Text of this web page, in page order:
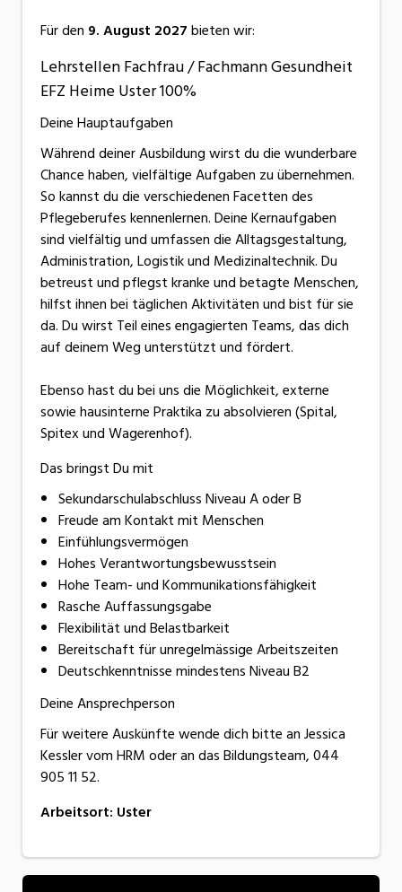
Für den 9. August 2027bieten wir:
Lehrstellen Fachfrau / Fachmann Gesundheit
EFZ Heime Uster 100%
Deine Hauptaufgaben
Während deiner Ausbildung wirst du die wunderbare
Chance haben, vielfältige Aufgaben zu übernehmen.
So kannst du die verschiedenen Facetten des
Pflegeberufes kennenlernen. Deine Kernaufgaben
sind vielfältig und umfassen die Alltagsgestaltung,
Administration, Logistik und Medizinaltechnik. Du
betreust und pflegst kranke und betagte Menschen,
hilfst ihnen bei täglichen Aktivitäten und bist für sie
da. Du wirst Teil eines engagierten Teams, das dich
auf deinem Weg unterstützt und fördert.
Ebenso hast du bei uns die Möglichkeit, externe
sowie hausinterne Praktika zu absolvieren (Spital,
Spitex und Wagerenhof).
Das bringst Du mit
Sekundarschulabschluss Niveau A oder B
Freude am Kontakt mit Menschen
Einfühlungsvermögen
Hohes Verantwortungsbewusstsein
Hohe Team- und Kommunikationsfähigkeit
Rasche Auffassungsgabe
Flexibilität und Belastbarkeit
Bereitschaft für unregelmässige Arbeitszeiten
Deutschkenntnisse mindestens Niveau B2
Deine Ansprechperson
Für weitere Auskünfte wende dich bitte an Jessica
Kessler vom HRM oder an das Bildungsteam, 044
905 11 52.
Arbeitsort: Uster